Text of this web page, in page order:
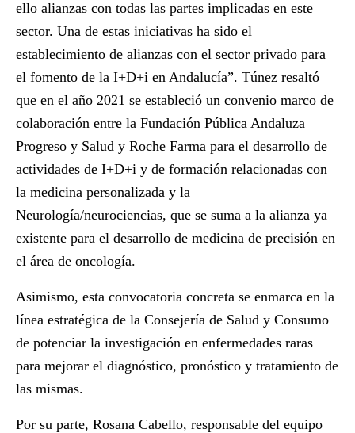
ello alianzas con todas las partes implicadas en este
sector. Una de estas iniciativas ha sido el
establecimiento de alianzas con el sector privado para
el fomento de la I+D+i en Andalucía”. Túnez resaltó
que en el año 2021 se estableció un convenio marco de
colaboración entre la Fundación Pública Andaluza
Progreso y Salud y Roche Farma para el desarrollo de
actividades de I+D+i y de formación relacionadas con
la medicina personalizada y la
Neurología/neurociencias, que se suma a la alianza ya
existente para el desarrollo de medicina de precisión en
el área de oncología.
Asimismo, esta convocatoria concreta se enmarca en la
línea estratégica de la Consejería de Salud y Consumo
de potenciar la investigación en enfermedades raras
para mejorar el diagnóstico, pronóstico y tratamiento de
las mismas.
Por su parte, Rosana Cabello, responsable del equipo